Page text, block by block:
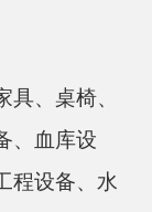
、桌椅、
、血库设
程设备、水